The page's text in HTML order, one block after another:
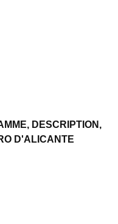
DESCRIPTION,
D'ALICANTE